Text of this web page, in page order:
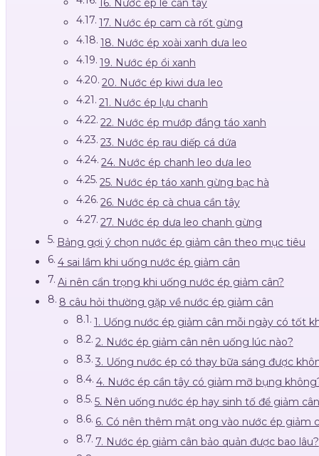
16. Nước ép lê cần tây
17. Nước ép cam cà rốt gừng
18. Nước ép xoài xanh dưa leo
19. Nước ép ổi xanh
20. Nước ép kiwi dưa leo
21. Nước ép lựu chanh
22. Nước ép mướp đắng táo xanh
23. Nước ép rau diếp cá dứa
24. Nước ép chanh leo dưa leo
25. Nước ép táo xanh gừng bạc hà
26. Nước ép cà chua cần tây
27. Nước ép dưa leo chanh gừng
Bảng gợi ý chọn nước ép giảm cân theo mục tiêu
4 sai lầm khi uống nước ép giảm cân
Ai nên cẩn trọng khi uống nước ép giảm cân?
8 câu hỏi thường gặp về nước ép giảm cân
1. Uống nước ép giảm cân mỗi ngày có tốt
2. Nước ép giảm cân nên uống lúc nào?
3. Uống nước ép có thay bữa sáng được
4. Nước ép cần tây có giảm mỡ bụng
5. Nên uống nước ép hay sinh tố để giảm
6. Có nên thêm mật ong vào nước ép giảm
7. Nước ép giảm cân bảo quản được bao lâu?